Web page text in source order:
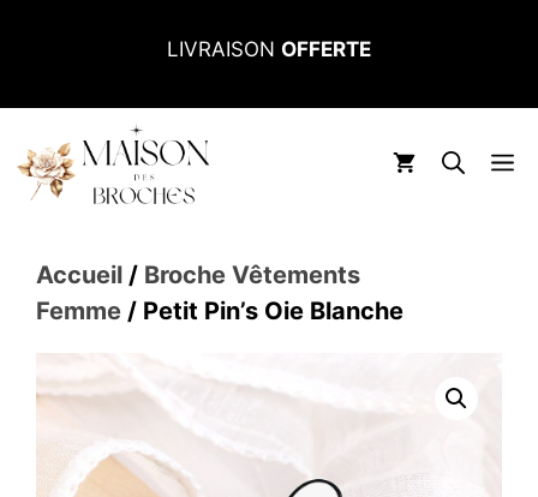
LIVRAISON OFFERTE
Accueil / Broche Vêtements
Femme / Petit Pin’s Oie Blanche